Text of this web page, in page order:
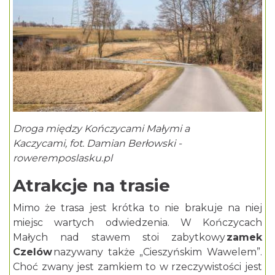
Droga między Kończycami Małymi a
Kaczycami, fot. Damian Berłowski -
roweremposlasku.pl
Atrakcje na trasie
Mimo że trasa jest krótka to nie brakuje na niej
miejsc wartych odwiedzenia. W Kończycach
Małych nad stawem stoi zabytkowyzamek
Czelównazywany także „Cieszyńskim Wawelem”.
Choć zwany jest zamkiem to w rzeczywistości jest